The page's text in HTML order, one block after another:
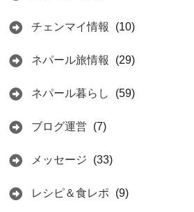
チェンマイ情報 (10)
ネパール旅情報 (29)
ネパール暮らし (59)
ブログ運営 (7)
メッセージ (33)
レシピ＆食レポ (9)